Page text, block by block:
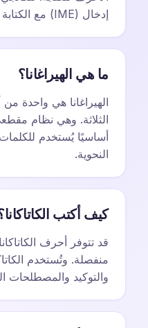
إدخال (IME) مع الكتابة بالحروف اللاتينية.
ما هي الهيراغانا؟
الهيراغانا هي واحدة من
أساسيًا يُستخدم للكلمات
النحوية.
كيف أكتب
منفصلة. وتُستخدم
والتوكيد والمصطلحات